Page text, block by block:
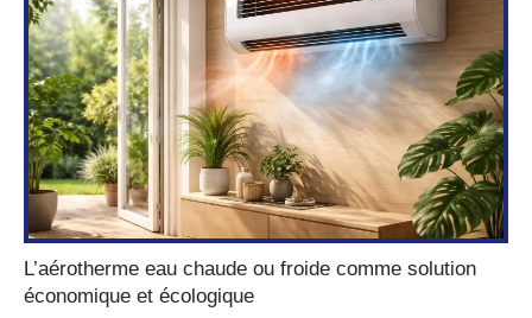
L’aérotherme eau chaude ou froide comme solution
économique et écologique